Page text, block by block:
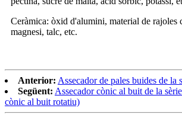
Ceràmica: òxid d'alumini, material de rajoles
magnesi, talc, etc.
Anterior: Assecador de pales buides de la
Següent: Assecador cònic al buit de la
cònic al buit rotatiu)